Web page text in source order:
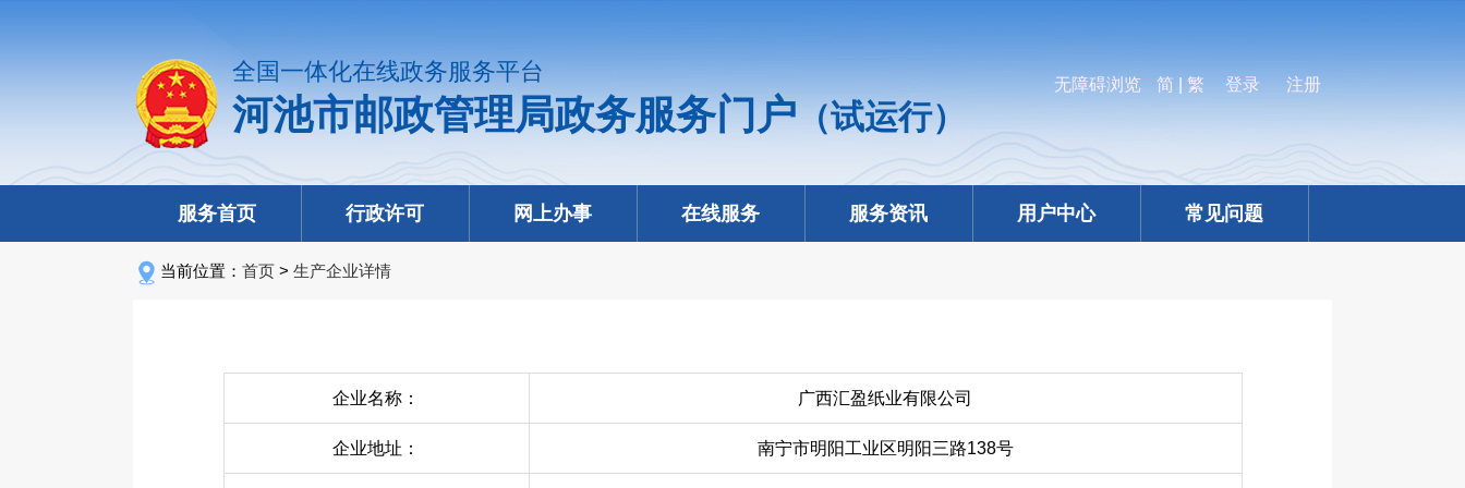
全国一体化在线政务服务平台
河池市邮政管理局政务服务门户（试运行）
无障碍浏览 简 繁 登录 注册
服务首页 行政许可 网上办事 在线服务 服务资讯 用户中心 常见问题
当前位置： 首页 > 生产企业详情
企业名称： 广西汇盈纸业有限公司
企业地址： 南宁市明阳工业区明阳三路138号